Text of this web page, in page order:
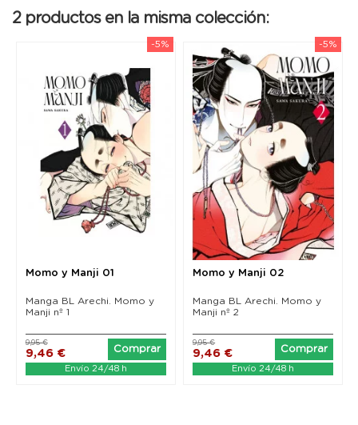
2 productos en la misma colección:
-5%
Momo y Manji 01
Manga BL Arechi. Momo y
Manji nº 1
9,46 €
9,95 €
Comprar
Envío 24/48 h
-5%
Momo y Manji 02
Manga BL Arechi. Momo y
Manji nº 2
9,46 €
9,95 €
Comprar
Envío 24/48 h